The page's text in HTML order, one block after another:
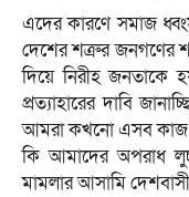
এদের কারণে সমাজ
দেশের শত্রুর জনগণের
দিয়ে নিরীহ জনতাকে
প্রত্যাহারের দাবি
আমরা কখনো এসব কাজ
কি আমাদের অপরাধ
মামলার আসামি